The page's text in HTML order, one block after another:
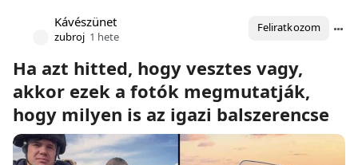
Kávészünet
zubroj 1 hete
Feliratkozom
Ha azt hitted, hogy vesztes vagy,
akkor ezek a fotók megmutatják,
hogy milyen is az igazi balszerencse